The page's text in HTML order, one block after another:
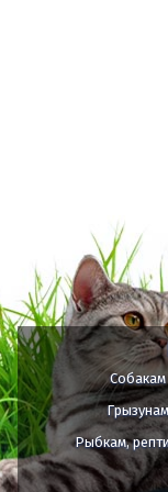
Собакам
Рыбкам,